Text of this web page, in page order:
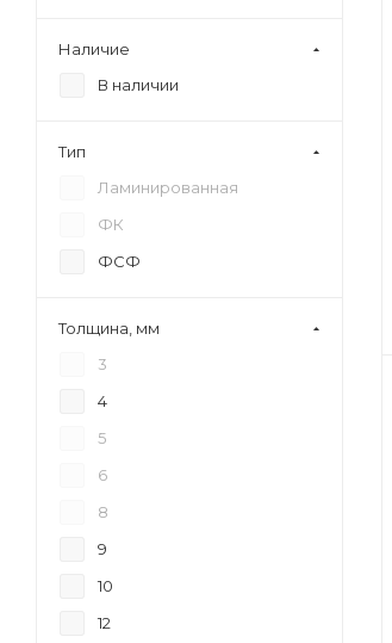
Наличие
В наличии
Тип
Ламинированная
ФК
ФСФ
Толщина, мм
3
4
5
6
8
9
10
12